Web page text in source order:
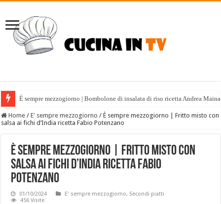
È sempre mezzogiorno | Bombolone di insalata di riso ricetta Andrea
Home / E' sempre mezzogiorno / È sempre mezzogiorno | Fritto misto con
salsa ai fichi d’India ricetta Fabio Potenzano
È sempre mezzogiorno | Fritto misto con
salsa ai fichi d’India ricetta Fabio
Potenzano
01/10/2024 E' sempre mezzogiorno, Secondi piatti
456 Visite